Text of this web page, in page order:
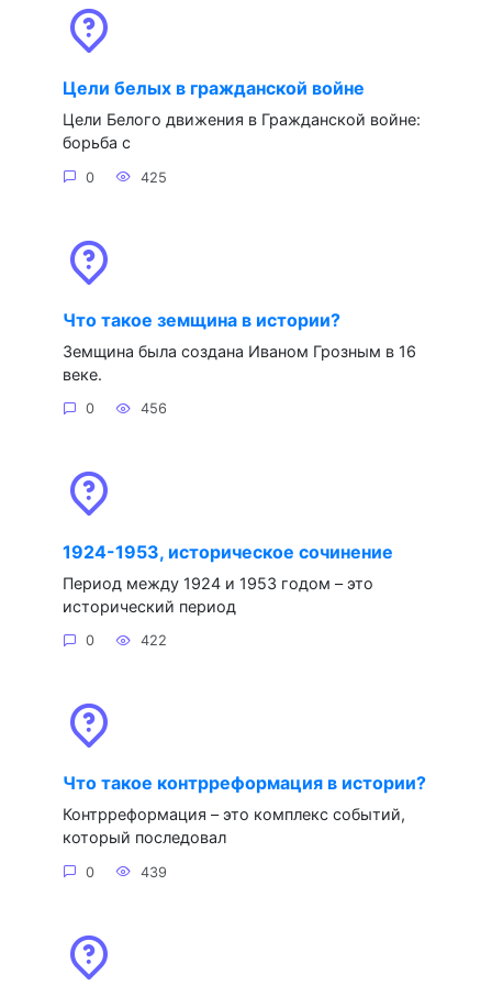
Цели белых в гражданской войне
Цели Белого движения в Гражданской войне:
борьба с
0 425
Что такое земщина в истории?
Земщина была создана Иваном Грозным в 16
веке.
0 456
1924-1953, историческое сочинение
Период между 1924 и 1953 годом – это
исторический период
0 422
Что такое контрреформация в истории?
Контрреформация – это комплекс событий,
который последовал
0 439